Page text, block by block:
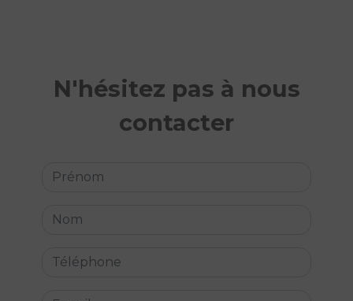
N'hésitez pas à nous
contacter